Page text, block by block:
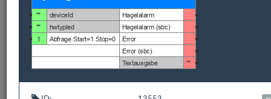
Downloads
Kategorie